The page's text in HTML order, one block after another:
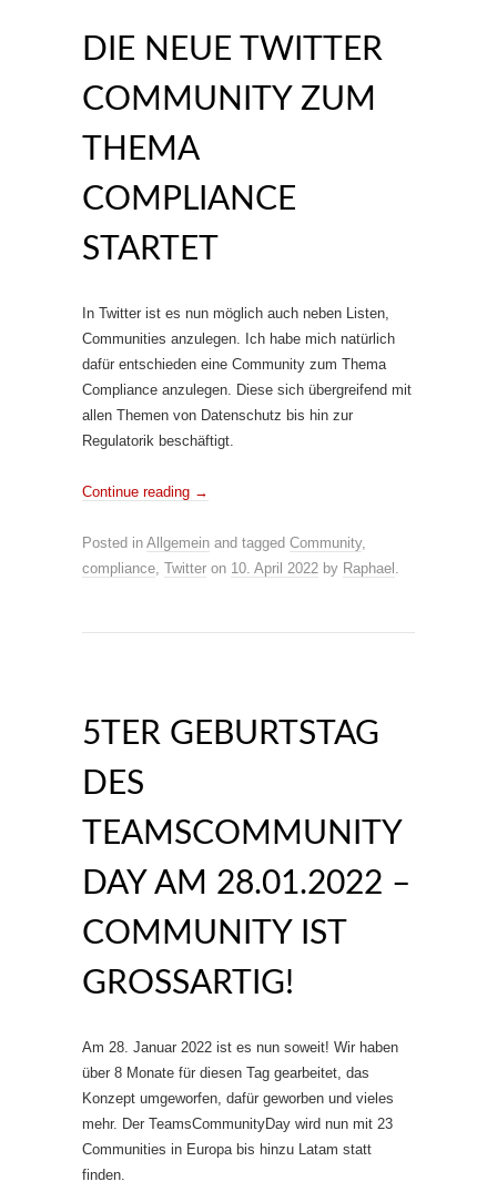
DIE NEUE TWITTER
COMMUNITY ZUM
THEMA
COMPLIANCE
STARTET
In Twitter ist es nun möglich auch neben Listen,
Communities anzulegen. Ich habe mich natürlich
dafür entschieden eine Community zum Thema
Compliance anzulegen. Diese sich übergreifend mit
allen Themen von Datenschutz bis hin zur
Regulatorik beschäftigt.
Continue reading →
Posted in Allgemein and tagged Community,
compliance, Twitter on 10. April 2022 by Raphael .
5TER GEBURTSTAG
DES
TEAMSCOMMUNITY
DAY AM 28.01.2022 –
COMMUNITY IST
GROSSARTIG!
Am 28. Januar 2022 ist es nun soweit! Wir haben
über 8 Monate für diesen Tag gearbeitet, das
Konzept umgeworfen, dafür geworben und vieles
mehr. Der TeamsCommunityDay wird nun mit 23
Communities in Europa bis hinzu Latam statt
finden.